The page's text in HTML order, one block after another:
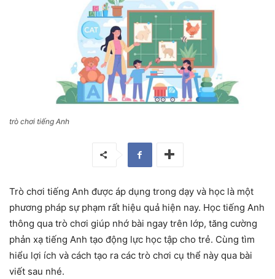
trò chơi tiếng Anh
Trò chơi tiếng Anh được áp dụng trong dạy và học là một
phương pháp sự phạm rất hiệu quả hiện nay. Học tiếng Anh
thông qua trò chơi giúp nhớ bài ngay trên lớp, tăng cường
phản xạ tiếng Anh tạo động lực học tập cho trẻ. Cùng tìm
hiểu lợi ích và cách tạo ra các trò chơi cụ thể này qua bài
viết sau nhé.